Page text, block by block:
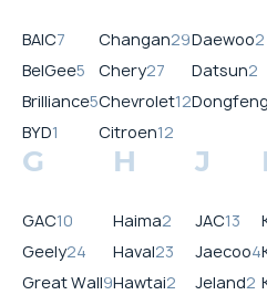
BAIC7
BelGee5
Brilliance5
BYD1
Changan29
Chery27
Chevrolet12
Citroen12
Daewoo2
Datsun2
Dongfeng
G
GAC10
Geely24
Great Wall9
H
Haima2
Haval23
Hawtai2
J
JAC13
Jaecoo4
Jeland2